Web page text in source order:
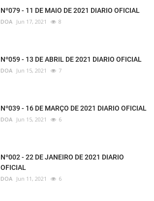
Nº079 - 11 DE MAIO DE 2021 DIARIO OFICIAL
DOA Jun 17, 2021 8
Nº059 - 13 DE ABRIL DE 2021 DIARIO OFICIAL
DOA Jun 15, 2021 7
Nº039 - 16 DE MARÇO DE 2021 DIARIO OFICIAL
DOA Jun 15, 2021 6
Nº002 - 22 DE JANEIRO DE 2021 DIARIO
OFICIAL
DOA Jun 11, 2021 6